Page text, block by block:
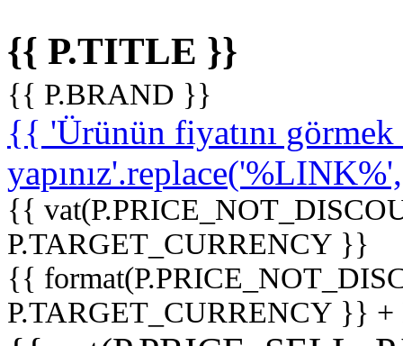
{{ P.TITLE }}
{{ P.BRAND }}
{{ 'Ürünün fiyatını
{{
P.TARGET_CURRENCY }}
{{
P.TARGET_CURRENCY }}